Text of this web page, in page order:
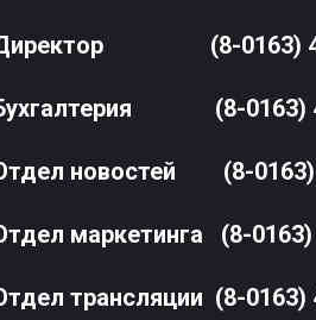
(8-0163)
(8-0163)
новостей (8-0163)
маркетинга (8-
трансляции (8-0163)